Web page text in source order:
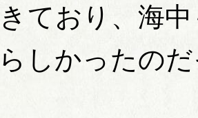
ており、海
しかったの